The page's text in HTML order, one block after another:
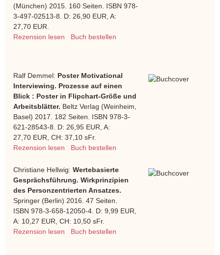
(München) 2015. 160 Seiten. ISBN 978-
3-497-02513-8. D: 26,90 EUR, A:
27,70 EUR.
Rezension lesen
Buch bestellen
Ralf Demmel: Poster Motivational
Interviewing. Prozesse auf einen
Blick : Poster in Flipchart-Größe und
Arbeitsblätter. Beltz Verlag (Weinheim,
Basel) 2017. 182 Seiten. ISBN 978-3-
621-28543-8. D: 26,95 EUR, A:
27,70 EUR, CH: 37,10 sFr.
Rezension lesen
Buch bestellen
Christiane Hellwig: Wertebasierte
Gesprächsführung. Wirkprinzipien
des Personzentrierten Ansatzes.
Springer (Berlin) 2016. 47 Seiten.
ISBN 978-3-658-12050-4. D: 9,99 EUR,
A: 10,27 EUR, CH: 10,50 sFr.
Rezension lesen
Buch bestellen